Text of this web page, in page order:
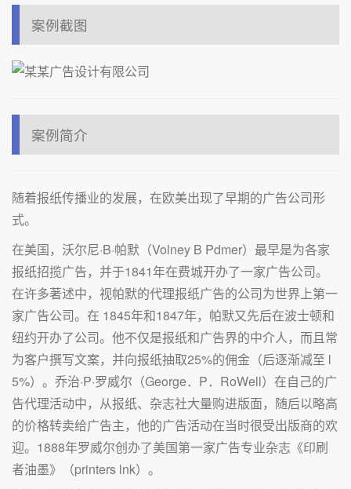
案例截图
案例简介
随着报纸传播业的发展，在欧美出现了早期的广告公司形
式。
在美国，沃尔尼·B·帕默（Volney B Pdmer）最早是为各家
报纸招揽广告，并于1841年在费城开办了一家广告公司。
在许多著述中，视帕默的代理报纸广告的公司为世界上第一
家广告公司。在 1845年和1847年，帕默又先后在波士顿和
纽约开办了公司。他不仅是报纸和广告界的中介人，而且常
为客户撰写文案，并向报纸抽取25%的佣金（后逐渐减至 l
5%）。乔治·P·罗威尔（George．P．RoWell）在自己的广
告代理活动中，从报纸、杂志社大量购进版面，随后以略高
的价格转卖给广告主，他的广告活动在当时很受出版商的欢
迎。1888年罗威尔创办了美国第一家广告专业杂志《印刷
者油墨》（printers lnk）。